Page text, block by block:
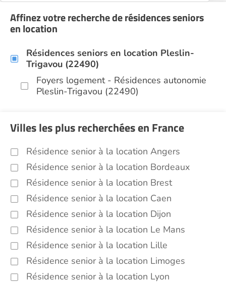
Affinez votre recherche de résidences seniors
en location
Résidences seniors en location Pleslin-
Trigavou (22490)
Foyers logement - Résidences autonomie
Pleslin-Trigavou (22490)
Villes les plus recherchées en France
Résidence senior à la location Angers
Résidence senior à la location Bordeaux
Résidence senior à la location Brest
Résidence senior à la location Caen
Résidence senior à la location Dijon
Résidence senior à la location Le Mans
Résidence senior à la location Lille
Résidence senior à la location Limoges
Résidence senior à la location Lyon